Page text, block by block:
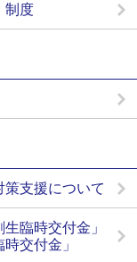
制度
支援について
臨時交付金」
交付金」